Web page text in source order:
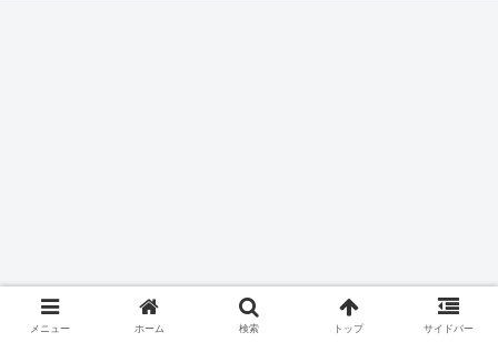
メニュー ホーム 検索 トップ サイドバー